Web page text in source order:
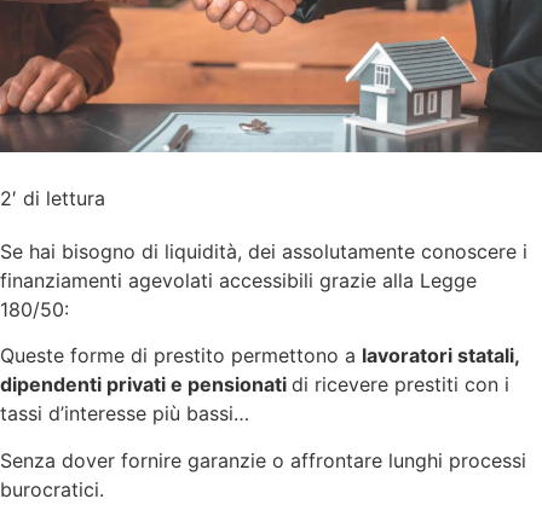
2′ di lettura
Se hai bisogno di liquidità, dei assolutamente conoscere i
finanziamenti agevolati accessibili grazie alla Legge
180/50:
Queste forme di prestito permettono a lavoratori statali,
dipendenti privati e pensionati di ricevere prestiti con i
tassi d’interesse più bassi…
Senza dover fornire garanzie o affrontare lunghi processi
burocratici.